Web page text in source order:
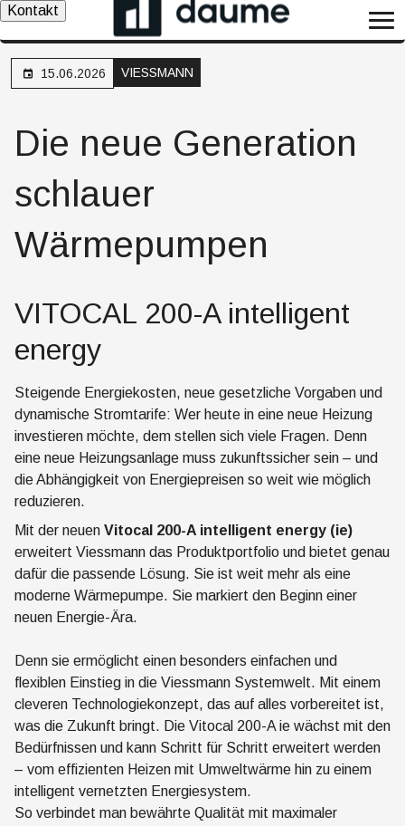
Kontakt
15.06.2026 VIESSMANN
Die neue Generation
schlauer
Wärmepumpen
VITOCAL 200-A intelligent
energy
Steigende Energiekosten, neue gesetzliche Vorgaben und
dynamische Stromtarife: Wer heute in eine neue Heizung
investieren möchte, dem stellen sich viele Fragen. Denn
eine neue Heizungsanlage muss zukunftssicher sein – und
die Abhängigkeit von Energiepreisen so weit wie möglich
reduzieren.
Mit der neuen Vitocal 200-A intelligent energy (ie)
erweitert Viessmann das Produktportfolio und bietet genau
dafür die passende Lösung. Sie ist weit mehr als eine
moderne Wärmepumpe. Sie markiert den Beginn einer
neuen Energie-Ära.
Denn sie ermöglicht einen besonders einfachen und
flexiblen Einstieg in die Viessmann Systemwelt. Mit einem
cleveren Technologiekonzept, das auf alles vorbereitet ist,
was die Zukunft bringt. Die Vitocal 200-A ie wächst mit den
Bedürfnissen und kann Schritt für Schritt erweitert werden
– vom effizienten Heizen mit Umweltwärme hin zu einem
intelligent vernetzten Energiesystem.
So verbindet man bewährte Qualität mit maximaler